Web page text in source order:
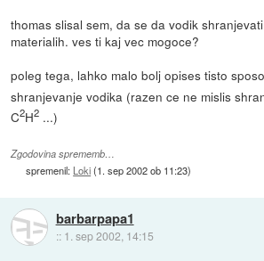
thomas slisal sem, da se da vodik
materialih. ves ti kaj vec mogoce?
poleg tega, lahko malo bolj opises tisto
shranjevanje vodika (razen ce ne mislis
C2H2 ...)
Zgodovina sprememb…
spremenil: Loki(1. sep 2002 ob 11:23)
barbarpapa1
:: 1. sep 2002, 14:15